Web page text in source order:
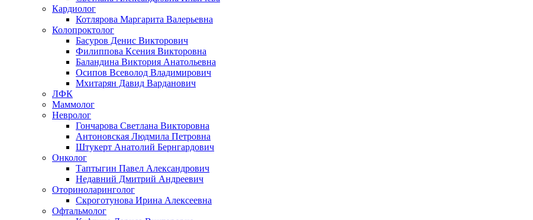
Кардиолог
Котлярова Маргарита Валерьевна
Колопроктолог
Басуров Денис Викторович
Филиппова Ксения Викторовна
Баландина Виктория Анатольевна
Осипов Всеволод Владимирович
Мхитарян Давид Варданович
ЛФК
Маммолог
Невролог
Гончарова Светлана Викторовна
Антоновская Людмила Петровна
Штукерт Анатолий Бернгардович
Онколог
Таптыгин Павел Александрович
Недавний Дмитрий Андреевич
Оториноларинголог
Скроготунова Ирина Алексеевна
Офтальмолог